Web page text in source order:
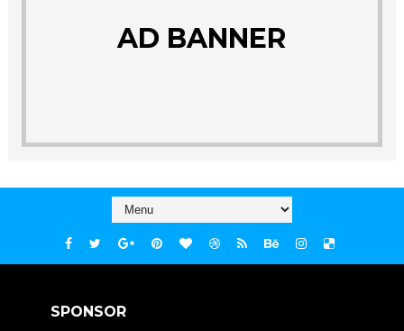
AD BANNER
SPONSOR